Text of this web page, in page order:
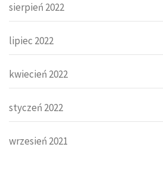
sierpień 2022
lipiec 2022
kwiecień 2022
styczeń 2022
wrzesień 2021